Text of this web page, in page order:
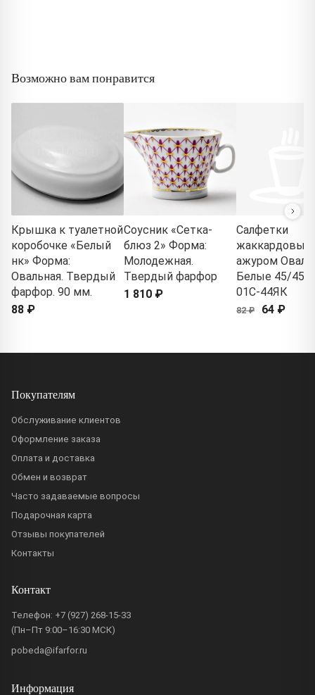
Возможно вам понравится
Крышка к туалетной
коробочке «Белый
нк» Форма:
Овальная. Твердый
фарфор. 90 мм.
88 ₽
Соусник «Сетка-
блюз 2» Форма:
Молодежная.
Твердый фарфор
1 810 ₽
Салфетки
жаккардовые
ажуром
Белые 45/45 1
01С-44ЯК
82 ₽ 64 ₽
Покупателям
Обслуживание клиентов
Оформление заказа
Оплата и доставка
Обмен и возврат
Часто задаваемые вопросы
Подарочная карта
Отзывы покупателей
Контакты
Контакт
Телефон: +7 (927) 268-15-33
(Пн–Пт 9:00–16:30 МСК)
pobeda@ifarfor.ru
Информация